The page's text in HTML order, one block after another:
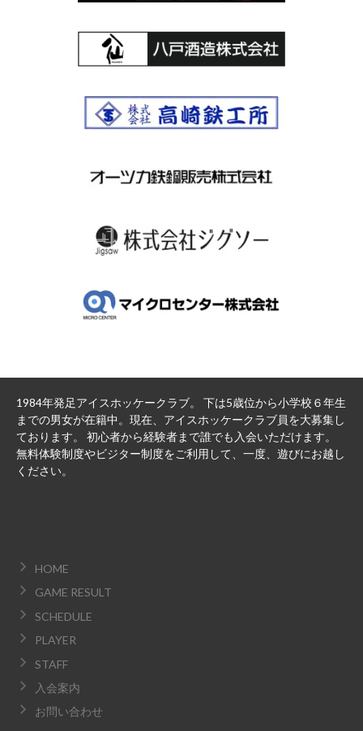
1984年発足アイスホッケークラブ。 下は5歳位から小学校６年生
までの男女が在籍中。現在、アイスホッケークラブ員を大募集し
ております。 初心者から経験者まで誰でも入会いただけます。
無料体験制度やビジター制度をご利用して、一度、遊びにお越し
ください。
HOME
GAME RESULT
SCHEDULE
PLAYER
STAFF
入会案内
お問い合わせ